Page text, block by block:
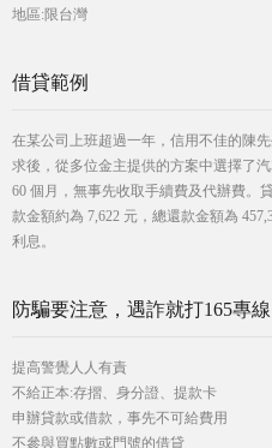
地區:限台灣
借貸範例
在某公司上班超過一年，信用不佳的陳
求後，從多位金主提供的方案中選擇了
60 個月，無事先收取手續費及代辦費。
款金額約為 7,622 元，總還款金額為
利息。
防騙要注意，遇詐就打165專線
提高警覺人人有責
不給正本:存摺、身分證、提款卡
申辦貸款或借款，事先不可給費用
不參與買點數或門號的借貸